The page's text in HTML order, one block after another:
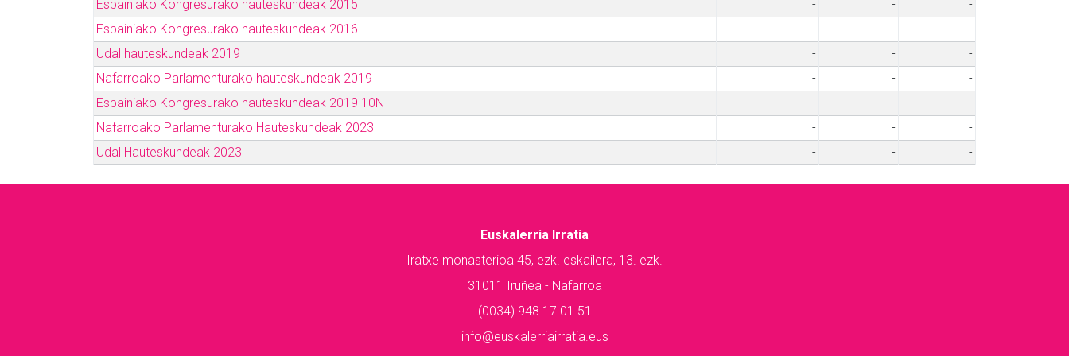
Espainiako Kongresurako hauteskundeak 2015
- -
-
Espainiako Kongresurako hauteskundeak 2016
- -
-
Udal hauteskundeak 2019
- -
-
Nafarroako Parlamenturako hauteskundeak 2019
- -
-
Espainiako Kongresurako hauteskundeak 2019 10N
- -
-
Nafarroako Parlamenturako Hauteskundeak 2023
- -
-
Udal Hauteskundeak 2023
- - -
Euskalerria Irratia
Iratxe monasterioa 45, ezk. eskailera, 13. ezk.
31011 Iruñea - Nafarroa
(0034) 948 17 01 51
info@euskalerriairratia.eus